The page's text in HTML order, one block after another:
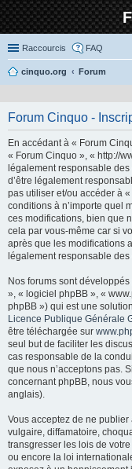
Raccourcis FAQ
cinquo.org
Forum
Forum Cinquo -
En accédant à « Forum
« Forum Cinquo », « http://
légalement responsable
d’être légalement
pas utiliser et/ou accéder à
conditions à n’importe quel
ces modifications, bien que
cela par vous-même car si
après que les modifications
légalement responsable
Nos forums sont
», « logiciel phpBB », «
phpBB ») qui est une
Licence Publique Générale
être téléchargée sur
seul but de faciliter les
cas responsable de la
que nous n’acceptons pas.
concernant phpBB, nous
anglais).
Vous acceptez de ne
vulgaire, diffamatoire,
transgresser les lois de
ou encore la loi